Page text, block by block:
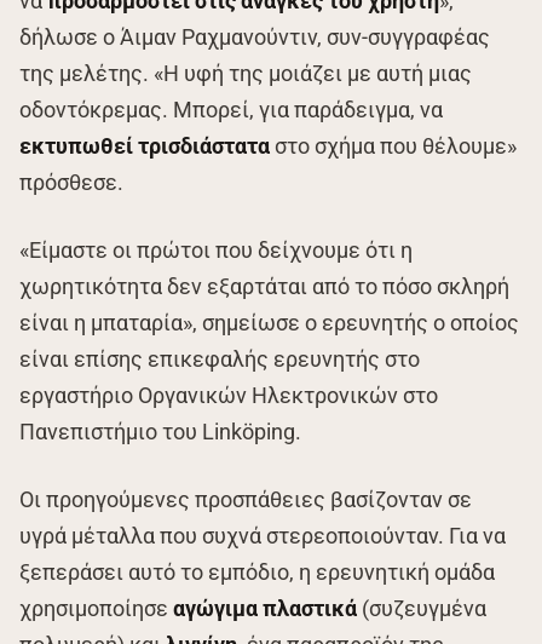
δήλωσε ο Άιμαν Ραχμανούντιν, συν-συγγραφέας
της μελέτης. «Η υφή της μοιάζει με αυτή μιας
οδοντόκρεμας. Μπορεί, για παράδειγμα, να
εκτυπωθεί τρισδιάστατα στο σχήμα που θέλουμε»
πρόσθεσε.
«Είμαστε οι πρώτοι που δείχνουμε ότι η
χωρητικότητα δεν εξαρτάται από το πόσο σκληρή
είναι η μπαταρία», σημείωσε ο ερευνητής ο οποίος
είναι επίσης επικεφαλής ερευνητής στο
εργαστήριο Οργανικών Ηλεκτρονικών στο
Πανεπιστήμιο του Linköping.
Οι προηγούμενες προσπάθειες βασίζονταν σε
υγρά μέταλλα που συχνά στερεοποιούνταν. Για να
ξεπεράσει αυτό το εμπόδιο, η ερευνητική ομάδα
χρησιμοποίησε αγώγιμα πλαστικά (συζευγμένα